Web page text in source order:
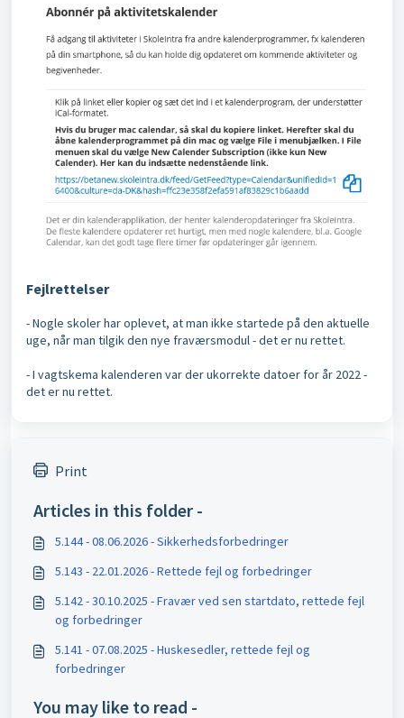
Fejlrettelser
- Nogle skoler har oplevet, at man ikke startede på den aktuelle
uge, når man tilgik den nye fraværsmodul - det er nu rettet.
- I vagtskema kalenderen var der ukorrekte datoer for år 2022 -
det er nu rettet.
Print
Articles in this folder -
5.144 - 08.06.2026 - Sikkerhedsforbedringer
5.143 - 22.01.2026 - Rettede fejl og forbedringer
5.142 - 30.10.2025 - Fravær ved sen startdato, rettede fejl
og forbedringer
5.141 - 07.08.2025 - Huskesedler, rettede fejl og
forbedringer
You may like to read -